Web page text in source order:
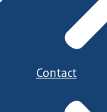
Contact